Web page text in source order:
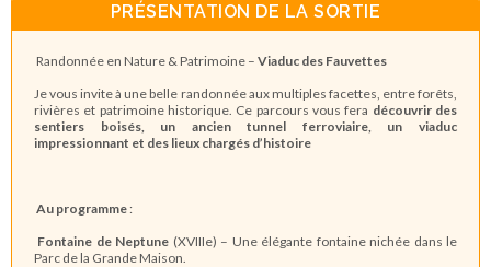
PRÉSENTATION DE LA SORTIE
Randonnée en Nature & Patrimoine – Viaduc des Fauvettes
Je vous invite à une belle randonnée aux multiples facettes, entre forêts,
rivières et patrimoine historique. Ce parcours vous fera découvrir des
sentiers boisés, un ancien tunnel ferroviaire, un viaduc
impressionnant et des lieux chargés d’histoire
Au programme :
Fontaine de Neptune (XVIIIe) – Une élégante fontaine nichée dans le
Parc de la Grande Maison.